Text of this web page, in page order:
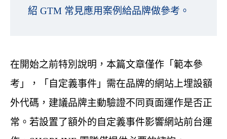
紹 GTM 常見應用案例給品牌做參考。
在開始之前特別說明，本篇文章僅作「範本參
考」，「自定義事件」需在品牌的網站上埋設額
外代碼，建議品牌主動驗證不同頁面運作是否正
常。若設置了額外的自定義事件影響網站前台運